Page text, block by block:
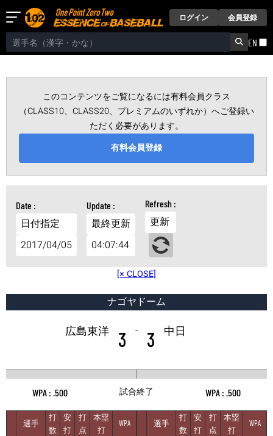
ログイン 会員登録
EN
このコンテンツをご覧になるには有料会員クラス
（CLASS10、CLASS20、プレミアムのいずれか）へご登録い
ただく必要があります。
有料会員登録
日付指定
2017/04/05
最終更新
04:07:44
更新
[× CLOSE]
ナゴヤドーム
広島東洋 3 - 3 中日
.500 試合終了 .500
選手
打
数
安
打
打
点
本塁
打
WPA 選手
打
数
安
打
打
点
本塁
打
WPA